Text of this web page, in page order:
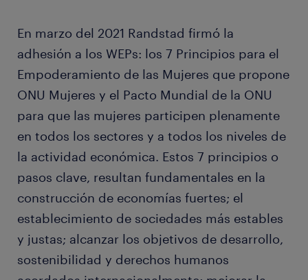
En marzo del 2021 Randstad firmó la
adhesión a los WEPs: los 7 Principios para el
Empoderamiento de las Mujeres que propone
ONU Mujeres y el Pacto Mundial de la ONU
para que las mujeres participen plenamente
en todos los sectores y a todos los niveles de
la actividad económica. Estos 7 principios o
pasos clave, resultan fundamentales en la
construcción de economías fuertes; el
establecimiento de sociedades más estables
y justas; alcanzar los objetivos de desarrollo,
sostenibilidad y derechos humanos